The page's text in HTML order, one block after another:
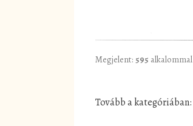
Megjelent: 595 alkalommal
Tovább a kategóriában: